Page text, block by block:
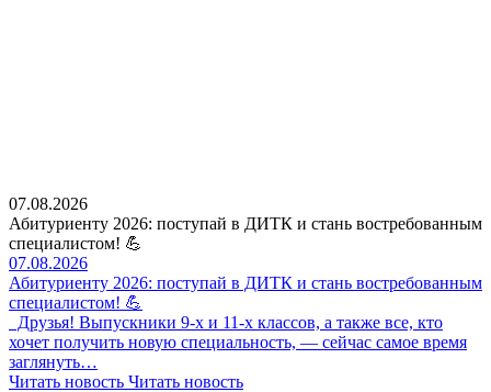
07.08.2026
Абитуриенту 2026: поступай в ДИТК и стань востребованным
специалистом! 💪
07.08.2026
Абитуриенту 2026: поступай в ДИТК и стань востребованным
специалистом! 💪
Друзья! Выпускники 9-х и 11-х классов, а также все, кто
хочет получить новую специальность, — сейчас самое время
заглянуть…
Читать новость Читать новость